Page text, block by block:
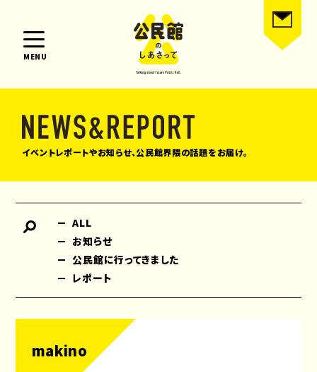
MENU
イベントレポートやお知らせ、公民館界隈の話題をお届け。
ALL
お知らせ
公民館に行ってきました
レポート
makino